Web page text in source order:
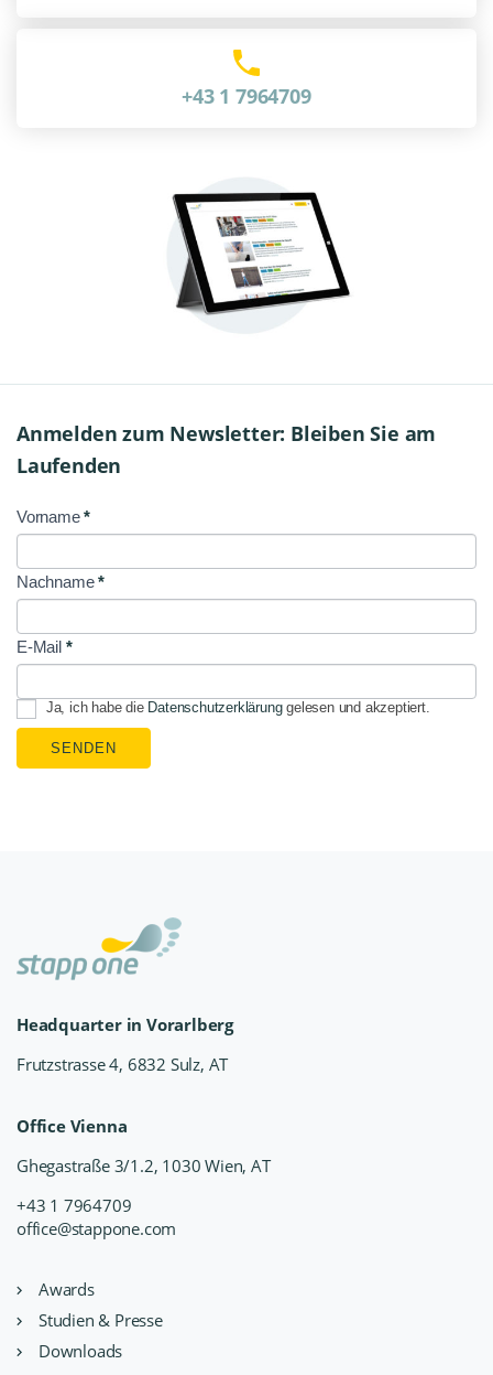
+43 1 7964709
Anmelden zum Newsletter: Bleiben Sie am
Laufenden
NL
Signup
Vorname*
Nachname*
E-Mail *
Ja, ich habe die Datenschutzerklärunggelesen und akzeptiert.
SENDEN
Headquarter in Vorarlberg
Frutzstrasse 4, 6832 Sulz, AT
Office Vienna
Ghegastraße 3/1.2, 1030 Wien, AT
+43 1 7964709
office@stappone.com
Awards
Studien & Presse
Downloads